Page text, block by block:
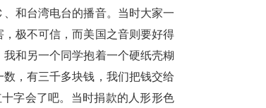
和台湾电台的播音。当时大家一
极不可信，而美国之音则要好得
和另一个同学抱着一个硬纸壳糊
，有三千多块钱，我们把钱交给
字会了吧。当时捐款的人形形色